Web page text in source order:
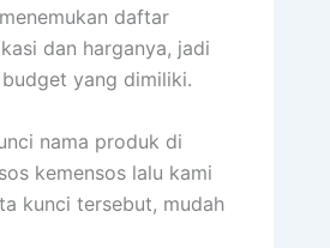
daftar
dan harganya, jadi
yang dimiliki.
nama produk di
kemensos lalu kami
kunci tersebut, mudah